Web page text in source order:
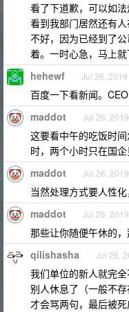
看了下道歉，可以如
看到我部门居然还有
不好，因为已经到了
着。一时心急，马上就
hehewf Jul 26, 2019
百度一下看新闻。
maddot Jul 26,
这要看中午的吃饭时
时，两个小时只在国
maddot Jul 26,
当然处理方式要人性
maddot Jul 26,
那些让你随便午休的
qilishasha Jul 26,
我们单位的新人就完
别人休息了（一般不
才会骂两句，最后被